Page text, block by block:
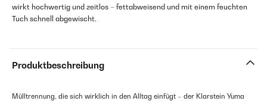
wirkt hochwertig und zeitlos – fettabweisend und mit einem feuchten
Tuch schnell abgewischt.
Produktbeschreibung
Mülltrennung, die sich wirklich in den Alltag einfügt – der Klarstein Yuma